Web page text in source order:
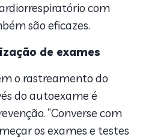
com
são eficazes.
de exames
o rastreamento do
do autoexame é
“Converse com
os exames e testes